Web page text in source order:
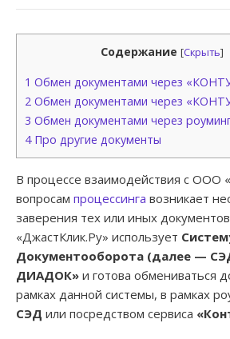
Содержание [Скрыть]
1 Обмен документами через
2 Обмен документами через
3 Обмен документами через
4Про другие документы
В процессе взаимодействия с ООО
вопросам процессинга возникает
заверения тех или иных
«ДжастКлик.Ру» использует
Документооборота (далее —
ДИАДОК» и готова обмениваться
рамках данной системы, в рамках
СЭД или посредством сервиса